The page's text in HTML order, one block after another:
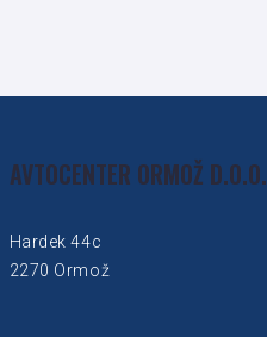
AVTOCENTER ORMOŽ D.O.O.
Hardek 44c
2270 Ormož